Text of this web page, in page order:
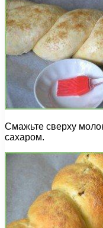
Смажьте сверху
сахаром.